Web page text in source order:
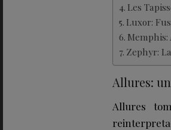
Les
Luxor:
Zephyr:
Allures:
Allures